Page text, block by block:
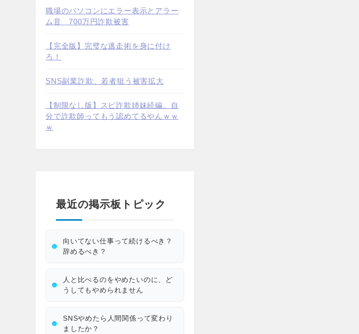
職場のパソコンにエラー表示とアラー
ム音 700万円詐欺被害
【完全版】完璧な逃走術を身に付け
ろ！
SNS副業詐欺、若者狙う被害拡大
【制限なし版】スピ詐欺姉妹続編。自
分で詐欺師ってもう認めてるやんｗｗ
ｗ
最近の掲示板トピック
向いてない仕事って続けるべき？
辞めるべき？
人と比べるのをやめたいのに、ど
うしてもやめられません
SNSやめたら人間関係って変わり
ましたか？